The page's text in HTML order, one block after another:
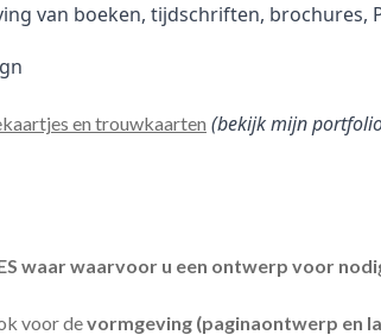
van boeken, tijdschriften, brochures,
en trouwkaarten (bekijk mijn
waar waarvoor u een ontwerp voor
voor devormgeving (paginaontwerp en